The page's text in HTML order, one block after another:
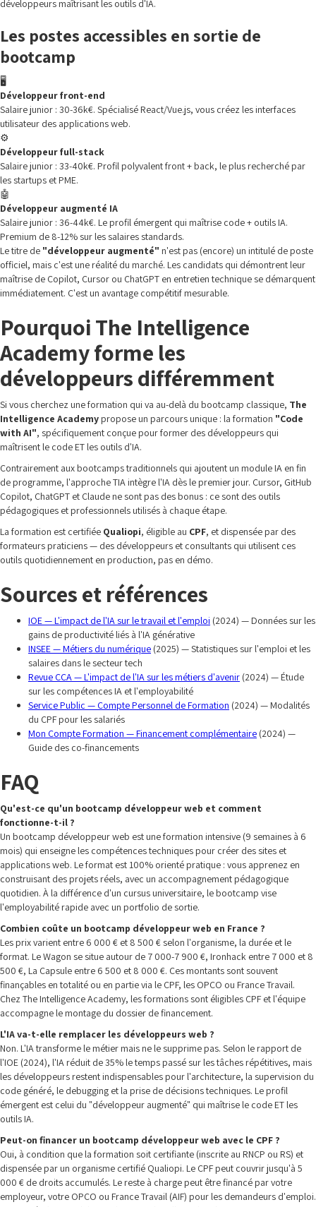
développeurs maîtrisant les outils d'IA.
Les postes accessibles en sortie de
bootcamp
🖥️
Développeur front-end
Salaire junior : 30-36k€. Spécialisé React/Vue.js, vous créez les interfaces
utilisateur des applications web.
⚙️
Développeur full-stack
Salaire junior : 33-40k€. Profil polyvalent front + back, le plus recherché par
les startups et PME.
🤖
Développeur augmenté IA
Salaire junior : 36-44k€. Le profil émergent qui maîtrise code + outils IA.
Premium de 8-12% sur les salaires standards.
Le titre de "développeur augmenté" n'est pas (encore) un intitulé de poste
officiel, mais c'est une réalité du marché. Les candidats qui démontrent leur
maîtrise de Copilot, Cursor ou ChatGPT en entretien technique se démarquent
immédiatement. C'est un avantage compétitif mesurable.
Pourquoi The Intelligence
Academy forme les
développeurs différemment
Si vous cherchez une formation qui va au-delà du bootcamp classique, The
Intelligence Academy propose un parcours unique : la formation "Code
with AI", spécifiquement conçue pour former des développeurs qui
maîtrisent le code ET les outils d'IA.
Contrairement aux bootcamps traditionnels qui ajoutent un module IA en fin
de programme, l'approche TIA intègre l'IA dès le premier jour. Cursor, GitHub
Copilot, ChatGPT et Claude ne sont pas des bonus : ce sont des outils
pédagogiques et professionnels utilisés à chaque étape.
La formation est certifiée Qualiopi, éligible au CPF, et dispensée par des
formateurs praticiens — des développeurs et consultants qui utilisent ces
outils quotidiennement en production, pas en démo.
Sources et références
IOE — L'impact de l'IA sur le travail et l'emploi (2024) — Données sur les
gains de productivité liés à l'IA générative
INSEE — Métiers du numérique (2025) — Statistiques sur l'emploi et les
salaires dans le secteur tech
Revue CCA — L'impact de l'IA sur les métiers d'avenir (2024) — Étude
sur les compétences IA et l'employabilité
Service Public — Compte Personnel de Formation (2024) — Modalités
du CPF pour les salariés
Mon Compte Formation — Financement complémentaire (2024) —
Guide des co-financements
FAQ
Qu'est-ce qu'un bootcamp développeur web et comment
fonctionne-t-il ?
Un bootcamp développeur web est une formation intensive (9 semaines à 6
mois) qui enseigne les compétences techniques pour créer des sites et
applications web. Le format est 100% orienté pratique : vous apprenez en
construisant des projets réels, avec un accompagnement pédagogique
quotidien. À la différence d'un cursus universitaire, le bootcamp vise
l'employabilité rapide avec un portfolio de sortie.
Combien coûte un bootcamp développeur web en France ?
Les prix varient entre 6 000 € et 8 500 € selon l'organisme, la durée et le
format. Le Wagon se situe autour de 7 000-7 900 €, Ironhack entre 7 000 et 8
500 €, La Capsule entre 6 500 et 8 000 €. Ces montants sont souvent
finançables en totalité ou en partie via le CPF, les OPCO ou France Travail.
Chez The Intelligence Academy, les formations sont éligibles CPF et l'équipe
accompagne le montage du dossier de financement.
L'IA va-t-elle remplacer les développeurs web ?
Non. L'IA transforme le métier mais ne le supprime pas. Selon le rapport de
l'IOE (2024), l'IA réduit de 35% le temps passé sur les tâches répétitives, mais
les développeurs restent indispensables pour l'architecture, la supervision du
code généré, le debugging et la prise de décisions techniques. Le profil
émergent est celui du "développeur augmenté" qui maîtrise le code ET les
outils IA.
Peut-on financer un bootcamp développeur web avec le CPF ?
Oui, à condition que la formation soit certifiante (inscrite au RNCP ou RS) et
dispensée par un organisme certifié Qualiopi. Le CPF peut couvrir jusqu'à 5
000 € de droits accumulés. Le reste à charge peut être financé par votre
employeur, votre OPCO ou France Travail (AIF) pour les demandeurs d'emploi.